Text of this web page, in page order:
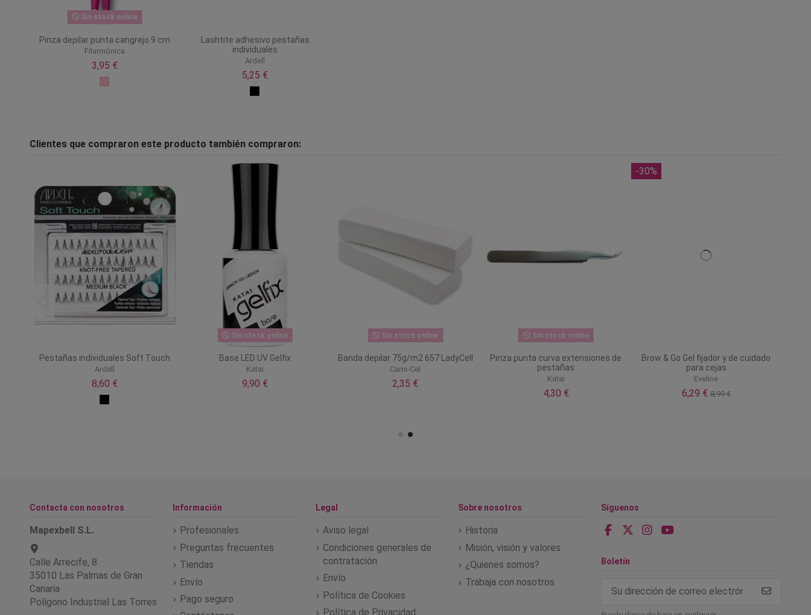
Sin stock online
Pinza depilar punta cangrejo 9 cm
Filarmónica
3,95 €
Lashtite adhesivo pestañas
individuales
Ardell
5,25 €
Clientes que compraron este producto también compraron:
Pestañas individuales Soft Touch
Ardell
8,60 €
Sin stock online
Base LED UV Gelfix
Katai
9,90 €
Sin stock online
Banda depilar 75g/m2 657 LadyCell
Cami-Cel
2,35 €
Sin stock online
Pinza punta curva extensiones de
pestañas
Katai
4,30 €
-30%
Brow & Go Gel fijador y de cuidado
para cejas
Eveline
6,29 € 8,99 €
Contacta con nosotros
Mapexbell S.L.
Calle Arrecife, 8
35010 Las Palmas de Gran
Canaria
Polígono Industrial Las Torres
Información
Profesionales
Preguntas frecuentes
Tiendas
Envío
Pago seguro
Legal
Aviso legal
Condiciones generales de
contratación
Envío
Política de Cookies
Política de Privacidad
Sobre nosotros
Historia
Misión, visión y valores
¿Quienes somos?
Trabaja con nosotros
Síguenos
Boletín